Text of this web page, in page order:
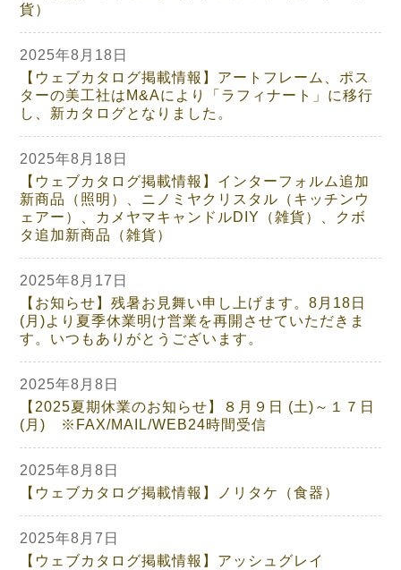
貨）
2025年8月18日
【ウェブカタログ掲載情報】アートフレーム、ポス
ターの美工社はM&Aにより「ラフィナート」に移行
し、新カタログとなりました。
2025年8月18日
【ウェブカタログ掲載情報】インターフォルム追加
新商品（照明）、ニノミヤクリスタル（キッチンウ
ェアー）、カメヤマキャンドルDIY（雑貨）、クボ
タ追加新商品（雑貨）
2025年8月17日
【お知らせ】残暑お見舞い申し上げます。8月18日
(月)より夏季休業明け営業を再開させていただきま
す。いつもありがとうございます。
2025年8月8日
【2025夏期休業のお知らせ】８月９日 (土)～１７日
(月) ※FAX/MAIL/WEB24時間受信
2025年8月8日
【ウェブカタログ掲載情報】ノリタケ（食器）
2025年8月7日
【ウェブカタログ掲載情報】アッシュグレイ